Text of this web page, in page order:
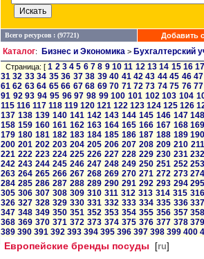
Всего ресурсов : (97721) Добавить
Каталог: Бизнес и Экономика > Бухгалтерский
Страница: [1 2 3 4 5 6 7 8 9 10 11 12 13 14 15 16
31 32 33 34 35 36 37 38 39 40 41 42 43 44 45 46 47
61 62 63 64 65 66 67 68 69 70 71 72 73 74 75 76 77
91 92 93 94 95 96 97 98 99 100 101 102 103 104
115 116 117 118 119 120 121 122 123 124 125 126
137 138 139 140 141 142 143 144 145 146 147
158 159 160 161 162 163 164 165 166 167 168
179 180 181 182 183 184 185 186 187 188 189
200 201 202 203 204 205 206 207 208 209 210 211
221 222 223 224 225 226 227 228 229 230 231
242 243 244 245 246 247 248 249 250 251 252
263 264 265 266 267 268 269 270 271 272 273
284 285 286 287 288 289 290 291 292 293 294
305 306 307 308 309 310 311 312 313 314 315 316
326 327 328 329 330 331 332 333 334 335 336
347 348 349 350 351 352 353 354 355 356 357
368 369 370 371 372 373 374 375 376 377 378
389 390 391 392 393 394 395 396 397 398 399 400
Европейские бренды посуды [ru]